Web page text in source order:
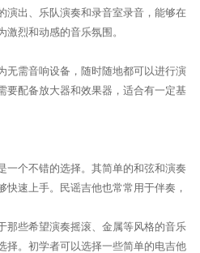
演出、乐队演奏和录音室录音，能够在
烈和动感的音乐氛围。
无需音响设备，随时随地都可以进行演
要配备放大器和效果器，适合有一定基
一个不错的选择。其简单的和弦和演奏
速上手。民谣吉他也常常用于伴奏，
那些希望演奏摇滚、金属等风格的音乐
择。初学者可以选择一些简单的电吉他